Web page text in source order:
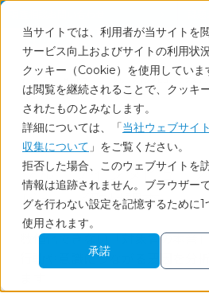
当サイトでは、利用者が当サイトを
サービス向上およびサイトの利用状
クッキー（Cookie）を使用していま
は閲覧を継続されることで、クッキ
されたものとみなします。
詳細については、「当社ウェブサイ
収集について 」をご覧ください。
拒否した場合、このウェブサイトを
情報は追跡されません。ブラウザー
グを行わない設定を記憶するために
使用されます。
承諾
Service
グループインタビュー
ビュー／取材調査
数値化できない「対象者の本音
行動や意識につながる要因を分